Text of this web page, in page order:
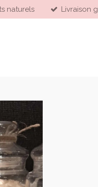
naturels Livraison